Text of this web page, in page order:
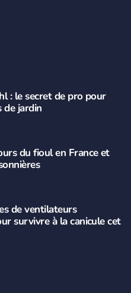
: le secret de pro pour
de jardin
du fioul en France et
de ventilateurs
survivre à la canicule cet